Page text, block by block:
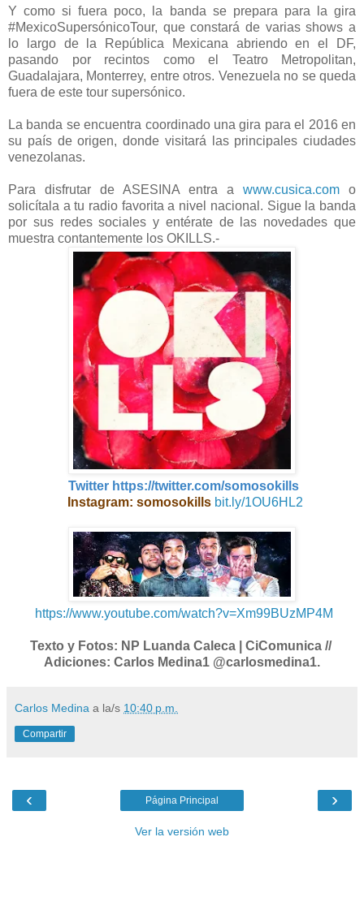
Y como si fuera poco, la banda se prepara para la gira
#MexicoSupersónicoTour, que constará de varias shows a
lo largo de la República Mexicana abriendo en el DF,
pasando por recintos como el Teatro Metropolitan,
Guadalajara, Monterrey, entre otros. Venezuela no se queda
fuera de este tour supersónico.
La banda se encuentra coordinado una gira para el 2016 en
su país de origen, donde visitará las principales ciudades
venezolanas.
Para disfrutar de ASESINA entra a www.cusica.com o
solicítala a tu radio favorita a nivel nacional. Sigue la banda
por sus redes sociales y entérate de las novedades que
muestra contantemente los OKILLS.-
Twitter https://twitter.com/somosokills
Instagram: somosokills bit.ly/1OU6HL2
https://www.youtube.com/watch?v=Xm99BUzMP4M
Texto y Fotos: NP Luanda Caleca | CiComunica //
Adiciones: Carlos Medina1 @carlosmedina1.
Carlos Medina a la/s 10:40 p.m.
Compartir
‹ ›
Página Principal
Ver la versión web